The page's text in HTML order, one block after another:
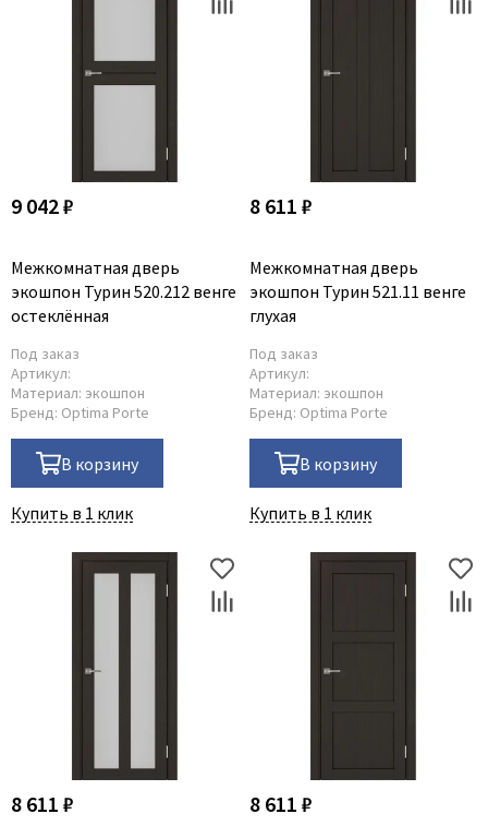
9 042 ₽
Межкомнатная дверь
экошпон Турин 520.212 венге
остеклённая
Под заказ
Артикул:
Материал: экошпон
Бренд: Optima Porte
В корзину
Купить в 1 клик
8 611 ₽
Межкомнатная дверь
экошпон Турин 521.11 венге
глухая
Под заказ
Артикул:
Материал: экошпон
Бренд: Optima Porte
В корзину
Купить в 1 клик
8 611 ₽ 8 611 ₽